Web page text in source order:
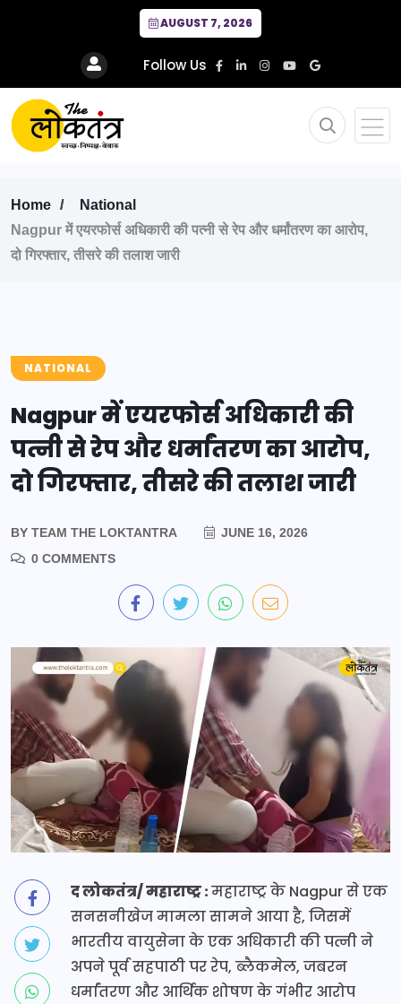
AUGUST 7, 2026
Follow Us
Home
National
Nagpur में एयरफोर्स अधिकारी की पत्नी से रेप और धर्मांतरण का आरोप,
दो गिरफ्तार, तीसरे की तलाश जारी
NATIONAL
Nagpur में एयरफोर्स अधिकारी की
पत्नी से रेप और धर्मांतरण का आरोप,
दो गिरफ्तार, तीसरे की तलाश जारी
BY TEAM THE LOKTANTRA
JUNE 16, 2026
0 COMMENTS
द लोकतंत्र/ महाराष्ट्र :महाराष्ट्र के Nagpur से एक
सनसनीखेज मामला सामने आया है, जिसमें
भारतीय वायुसेना के एक अधिकारी की पत्नी ने
अपने पूर्व सहपाठी पर रेप, ब्लैकमेल, जबरन
धर्मांतरण और आर्थिक शोषण के गंभीर आरोप